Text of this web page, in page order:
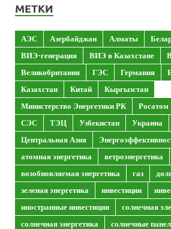
МЕТКИ
АЭС Азербайджан Алматы
ВИЭ-генерация
ВИЭ в Казахстане
Великобритания
ГЭС Германия
Казахстан
Китай
Кыргызстан
Министерство Энергетики РК
Росатом
СЭС
ТЭЦ Узбекистан Украина
Центральная Азия
атомная энергетика
ветроэнергетика
возобновляемая энергетика
газ
зеленая энергетика
инвестиции
иностранные инвестиции
солнечная
солнечная энергетика
солнечные